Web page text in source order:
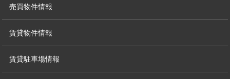
売買物件情報
賃貸物件情報
賃貸駐車場情報